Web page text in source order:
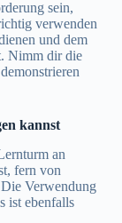
sein,
verwenden
und dem
Nimm dir die
kannst
an
fern von
Verwendung
ist ebenfalls